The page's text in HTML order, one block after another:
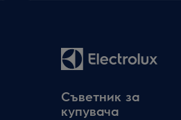
Съветник за
купувача